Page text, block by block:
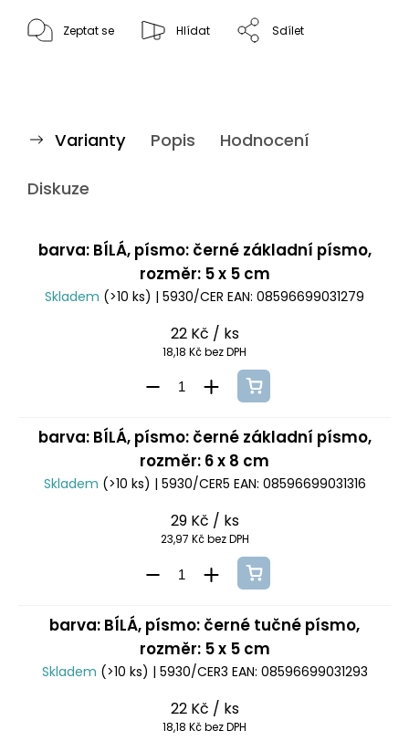
Zeptat se Hlídat Sdílet
Varianty Popis Hodnocení
Diskuze
barva: BÍLÁ, písmo: černé základní písmo,
rozměr: 5 x 5 cm
Skladem (>10 ks) | 5930/CER EAN: 08596699031279
22 Kč / ks
18,18 Kč bez DPH
barva: BÍLÁ, písmo: černé základní písmo,
rozměr: 6 x 8 cm
Skladem (>10 ks) | 5930/CER5 EAN: 08596699031316
29 Kč / ks
23,97 Kč bez DPH
barva: BÍLÁ, písmo: černé tučné písmo,
rozměr: 5 x 5 cm
Skladem (>10 ks) | 5930/CER3 EAN: 08596699031293
22 Kč / ks
18,18 Kč bez DPH